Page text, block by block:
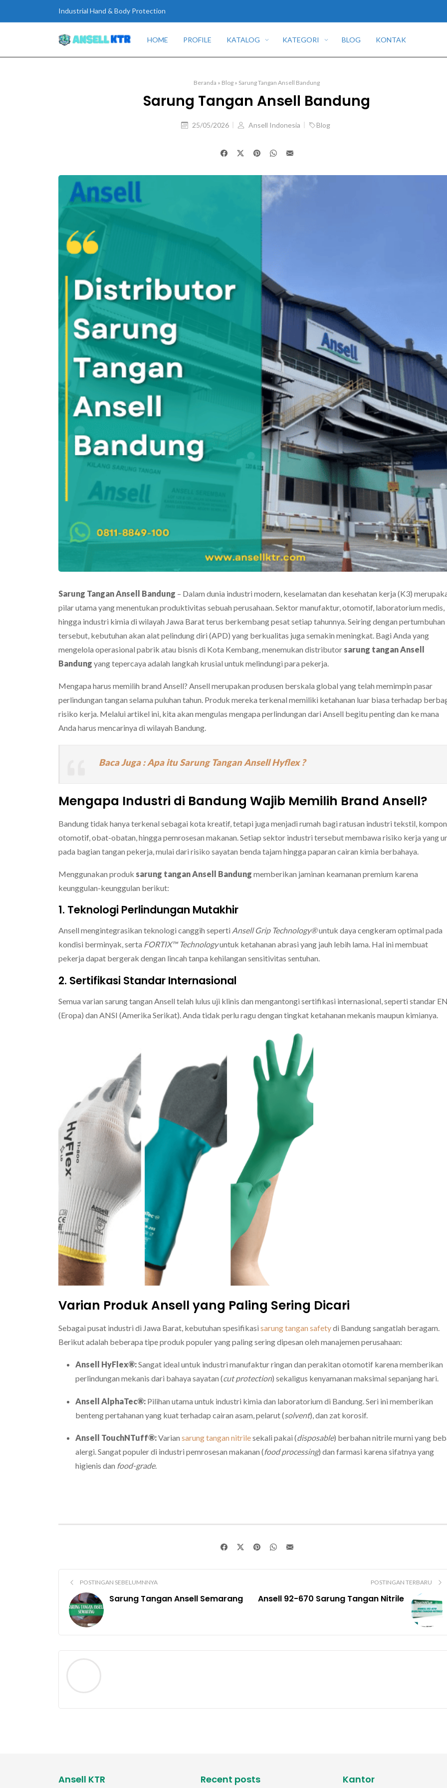
Industrial Hand & Body Protection
HOME PROFILE KATALOG KATEGORI BLOG KONTAK
Beranda » Blog » Sarung Tangan Ansell Bandung
Sarung Tangan Ansell Bandung
25/05/2026 Ansell Indonesia Blog
Sarung Tangan Ansell Bandung – Dalam dunia industri modern, keselamatan dan kesehatan kerja (K3)
pilar utama yang menentukan produktivitas sebuah perusahaan.Sektor manufaktur,otomotif, laboratorium medis,
hingga industri kimia di wilayah Jawa Barat terus berkembang pesat setiap tahunnya.Seiring dengan pertumbuhan
tersebut, kebutuhan akan alat pelindung diri (APD) yang berkualitas juga semakin meningkat. Bagi Anda yang
mengelola operasional pabrik atau bisnis di Kota Kembang,menemukan distributor sarung tangan Ansell
Bandung yang tepercaya adalah langkah krusial untuk melindungi para pekerja.
Mengapa harus memilih brand Ansell? Ansell merupakan produsen berskala global yang telah memimpin pasar
perlindungan tangan selama puluhan tahun. Produk mereka terkenal memiliki ketahanan luar biasa terhadap
risiko kerja. Melalui artikel ini, kita akan mengulas mengapa perlindungan dari Ansell begitu penting dan ke mana
Anda harus mencarinya di wilayah Bandung.
Baca Juga : Apa itu Sarung Tangan Ansell Hyflex ?
Mengapa Industri di Bandung Wajib Memilih Brand Ansell?
Bandung tidak hanya terkenal sebagai kota kreatif,tetapi juga menjadi rumah bagi ratusan industri tekstil,
otomotif,obat-obatan,hingga pemrosesan makanan.Setiap sektor industri tersebut membawa risiko kerja yang
pada bagian tangan pekerja,mulai dari risiko sayatan benda tajam hingga paparan cairan kimia berbahaya.
Menggunakan produk sarung tangan Ansell Bandung memberikan jaminan keamanan premium karena
keunggulan-keunggulan berikut:
1. Teknologi Perlindungan Mutakhir
Ansell mengintegrasikan teknologi canggih seperti Ansell Grip Technology®untuk daya cengkeram optimal pada
kondisi berminyak,serta FORTIX™ Technologyuntuk ketahanan abrasi yang jauh lebih lama. Hal ini membuat
pekerja dapat bergerak dengan lincah tanpa kehilangan sensitivitas sentuhan.
2. Sertifikasi Standar Internasional
Semua varian sarung tangan Ansell telah lulus uji klinis dan mengantongi sertifikasi internasional, seperti standar
(Eropa) dan ANSI (Amerika Serikat). Anda tidak perlu ragu dengan tingkat ketahanan mekanis maupun kimianya.
Varian Produk Ansell yang Paling Sering Dicari
Sebagai pusat industri di Jawa Barat, kebutuhan spesifikasi sarung tangan safetydi Bandung sangatlah beragam.
Berikut adalah beberapa tipe produk populer yang paling sering dipesan oleh manajemen perusahaan:
Ansell HyFlex®:Sangat ideal untuk industri manufaktur ringan dan perakitan otomotif karena memberikan
perlindungan mekanis dari bahaya sayatan (cut protection) sekaligus kenyamanan maksimal sepanjang hari.
Ansell AlphaTec®: Pilihan utama untuk industri kimia dan laboratorium di Bandung. Seri ini memberikan
benteng pertahanan yang kuat terhadap cairan asam, pelarut (solvent), dan zat korosif.
Ansell TouchNTuff®:Varian sarung tangan nitrilesekali pakai (disposable) berbahan nitrile murni yang
alergi. Sangat populer di industri pemrosesan makanan (food processing) dan farmasi karena sifatnya yang
higienis dan food-grade.
POSTINGAN SEBELUMNNYA
Sarung Tangan Ansell Semarang
POSTINGAN TERBARU
Ansell 92-670 Sarung Tangan Nitrile
Ansell KTR Recent posts Kantor